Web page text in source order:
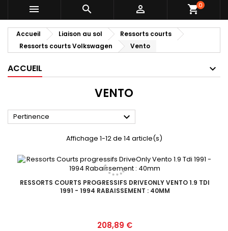
   shopping_cart0
Accueil Liaison au sol
Ressorts courts
Ressorts courts Volkswagen
Vento
ACCUEIL
VENTO
Pertinence 
Affichage 1-12 de 14 article(s)
RESSORTS COURTS PROGRESSIFS DRIVEONLY VENTO 1.9 TDI
1991 - 1994 RABAISSEMENT : 40MM
Prix
208,89 €